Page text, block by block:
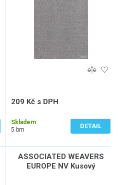
209 Kč s DPH
Skladem
5 bm
DETAIL
ASSOCIATED WEAVERS
EUROPE NV Kusový